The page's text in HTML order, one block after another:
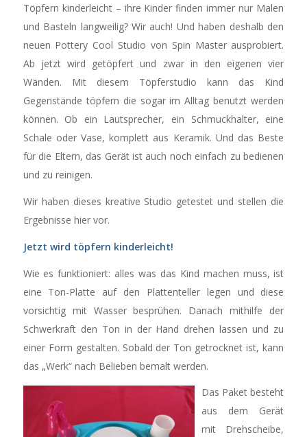
Töpfern kinderleicht – ihre Kinder finden immer nur Malen
und Basteln langweilig? Wir auch! Und haben deshalb den
neuen Pottery Cool Studio von Spin Master ausprobiert.
Ab jetzt wird getöpfert und zwar in den eigenen vier
Wänden. Mit diesem Töpferstudio kann das Kind
Gegenstände töpfern die sogar im Alltag benutzt werden
können. Ob ein Lautsprecher, ein Schmuckhalter, eine
Schale oder Vase, komplett aus Keramik. Und das Beste
für die Eltern, das Gerät ist auch noch einfach zu bedienen
und zu reinigen.
Wir haben dieses kreative Studio getestet und stellen die
Ergebnisse hier vor.
Jetzt wird töpfern kinderleicht!
Wie es funktioniert: alles was das Kind machen muss, ist
eine Ton-Platte auf den Plattenteller legen und diese
vorsichtig mit Wasser besprühen. Danach mithilfe der
Schwerkraft den Ton in der Hand drehen lassen und zu
einer Form gestalten. Sobald der Ton getrocknet ist, kann
das „Werk“ nach Belieben bemalt werden.
Das Paket besteht
aus dem Gerät
mit Drehscheibe,